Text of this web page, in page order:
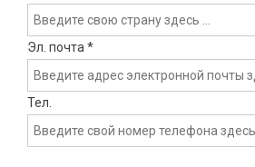
Эл. почта *
Тел.